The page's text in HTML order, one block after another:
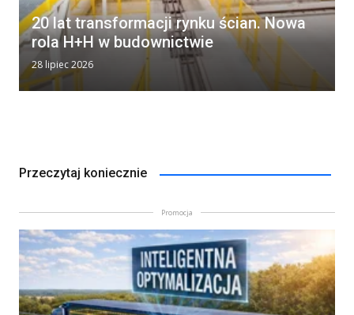
20 lat transformacji rynku ścian. Nowa
rola H+H w budownictwie
28 lipiec 2026
Przeczytaj koniecznie
Promocja